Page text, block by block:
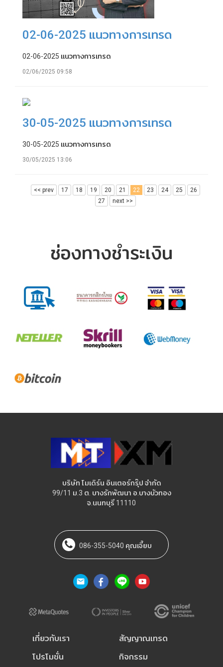
02-06-2025 แนวทางการเทรด
02-06-2025 แนวทางการเทรด
02/06/2025 09:58
30-05-2025 แนวทางการเทรด
30-05-2025 แนวทางการเทรด
30/05/2025 13:06
<< prev 17 18 19 20 21 22 23 24 25
26
27
next >>
ช่องทางชำระเงิน
บริษัท โมเดิร์น อินเตอร์กรุ๊ป จำกัด
99/11 ม.3 ต. บางรักพัฒนา อ.บางบัวทอง
จ.นนทบุรี 11110
086-355-5040 คุณเจี๊ยบ
เกี่ยวกับเรา
โปรโมชั่น
สัญญาณเทรด
กิจกรรม